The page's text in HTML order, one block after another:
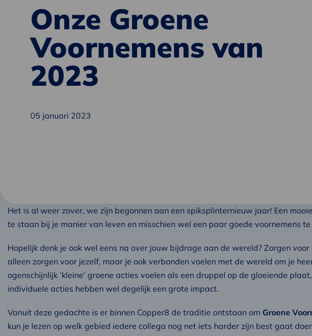
Onze Groene
Voornemens van
2023
05 januari 2023
Het is al weer zover, we zijn begonnen aan een spiksplinternieuw jaar! Een
te staan bij je manier van leven en misschien wel een paar goede voornemens te
Hopelijk denk je ook wel eens na over jouw bijdrage aan de wereld? Zorgen
alleen zorgen voor jezelf, maar je ook verbonden voelen met de wereld om je
ogenschijnlijk ‘kleine’ groene acties voelen als een druppel op de gloeiende
individuele acties hebben wel degelijk een grote impact.
Vanuit deze gedachte is er binnen Copper8 de traditie ontstaan om Groene
kun je lezen op welk gebied iedere collega nog net iets harder zijn best gaat